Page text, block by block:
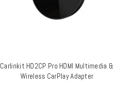
AJOUTER AU PANIER
Carlinkit HD2CP Pro HDMI Multimedia &
Wireless CarPlay Adapter